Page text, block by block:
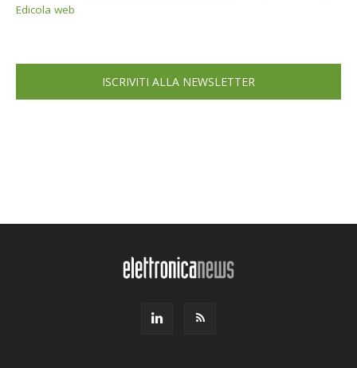
Edicola web
ISCRIVITI ALLA NEWSLETTER